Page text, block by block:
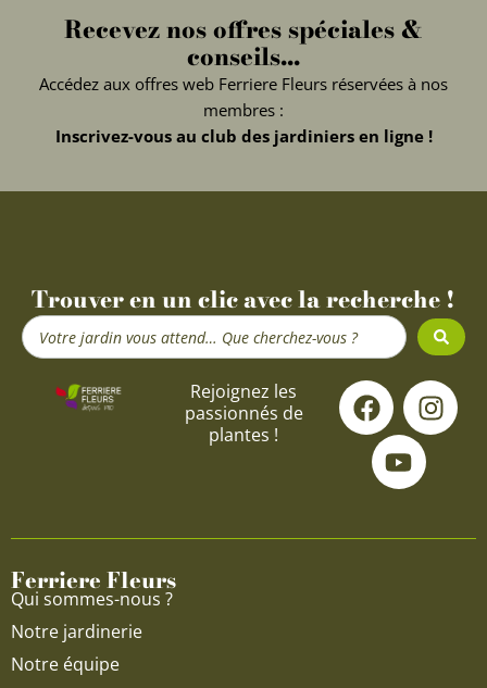
Recevez nos offres spéciales &
conseils...
Accédez aux offres web Ferriere Fleurs réservées à nos
membres :
Inscrivez-vous au club des jardiniers en ligne !
Trouver en un clic avec la recherche !
Search
...
Rejoignez les
passionnés de
plantes !
F
a
c
e
o
I
n
s
g
Y
o
u
t
u
b
Ferriere Fleurs
Qui sommes-nous ?
Notre jardinerie
Notre équipe